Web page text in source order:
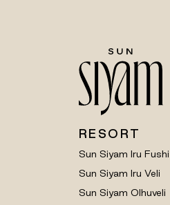
RESORT
Sun Siyam Iru Fushi
Sun Siyam Iru Veli
Sun Siyam Olhuveli